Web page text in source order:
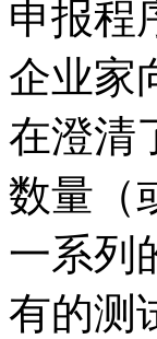
申报程
企业家
在澄清
数量（
一系列
有的测